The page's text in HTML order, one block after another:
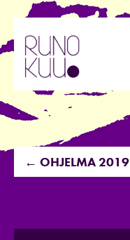
sisältöön
← OHJELMA 2019